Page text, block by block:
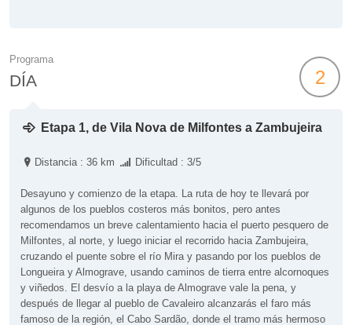
Programa
DÍA 2
Etapa 1, de Vila Nova de Milfontes a Zambujeira
Distancia : 36 km Dificultad : 3/5
Desayuno y comienzo de la etapa. La ruta de hoy te llevará por
algunos de los pueblos costeros más bonitos, pero antes
recomendamos un breve calentamiento hacia el puerto pesquero de
Milfontes, al norte, y luego iniciar el recorrido hacia Zambujeira,
cruzando el puente sobre el río Mira y pasando por los pueblos de
Longueira y Almograve, usando caminos de tierra entre alcornoques
y viñedos. El desvío a la playa de Almograve vale la pena, y
después de llegar al pueblo de Cavaleiro alcanzarás el faro más
famoso de la región, el Cabo Sardão, donde el tramo más hermoso